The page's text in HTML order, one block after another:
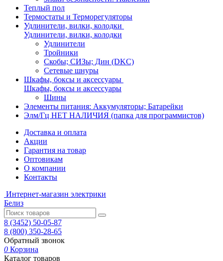
Теплый пол
Термостаты и Терморегуляторы
Удлинители, вилки, колодки
Удлинители, вилки, колодки
Удлинители
Тройники
Скобы; СИЗы; Дин (DKC)
Сетевые шнуры
Шкафы, боксы и аксессуары
Шкафы, боксы и аксессуары
Шины
Элементы питания: Аккумуляторы; Батарейки
Элм/Гц НЕТ НАЛИЧИЯ (папка для программистов)
Доставка и оплата
Акции
Гарантия на товар
Оптовикам
О компании
Контакты
Интернет-магазин электрики
Белиз
8 (3452) 50-05-87
8 (800) 350-28-65
Обратный звонок
0 Корзина
Каталог товаров